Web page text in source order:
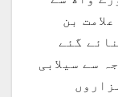
بن
گئے
سے سیلابی